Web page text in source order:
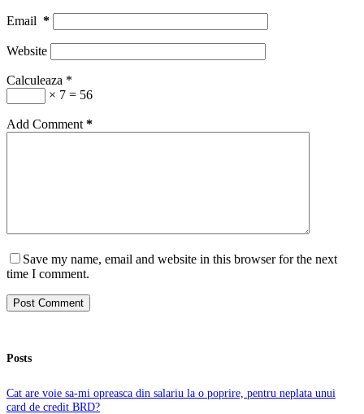
Email *
Website
Calculeaza *
× 7 = 56
Add Comment *
Save my name, email and website in this browser for the next
time I comment.
Post Comment
Posts
Cat are voie sa-mi opreasca din salariu la o poprire, pentru neplata unui
card de credit BRD?